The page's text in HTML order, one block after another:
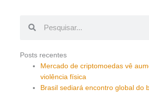
Posts recentes
Mercado de criptomoedas vê
violência física
Brasil sediará encontro global do